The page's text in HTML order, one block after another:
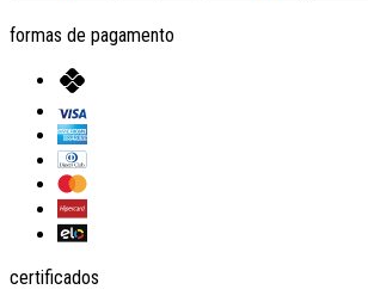
formas de pagamento
certificados